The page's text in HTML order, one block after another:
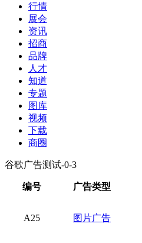
行情
展会
资讯
招商
品牌
人才
知道
专题
图库
视频
下载
商圈
谷歌广告测试-0-3
编号 广告类型
A25 图片广告